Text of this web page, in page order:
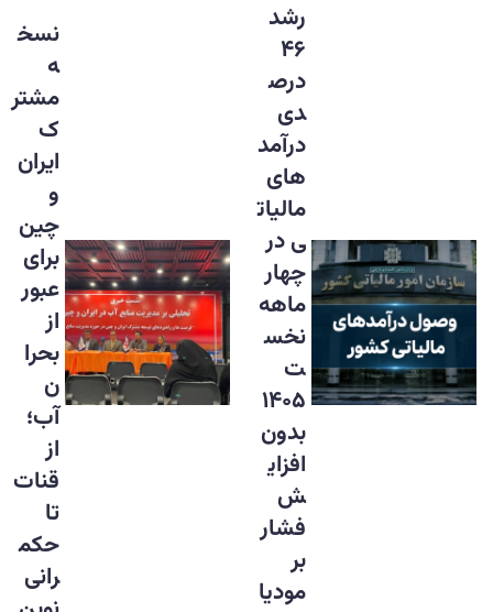
رشد
۴۶
درص
دی
درآمد
های
مالیات
ی در
چهار
ماهه
نخس
ت
۱۴۰۵
بدون
افزای
ش
فشار
بر
مودیا
نسخ
ه
مشتر
ک
ایران
و
چین
برای
عبور
از
بحرا
ن
آب؛
از
قنات
تا
حکم
رانی